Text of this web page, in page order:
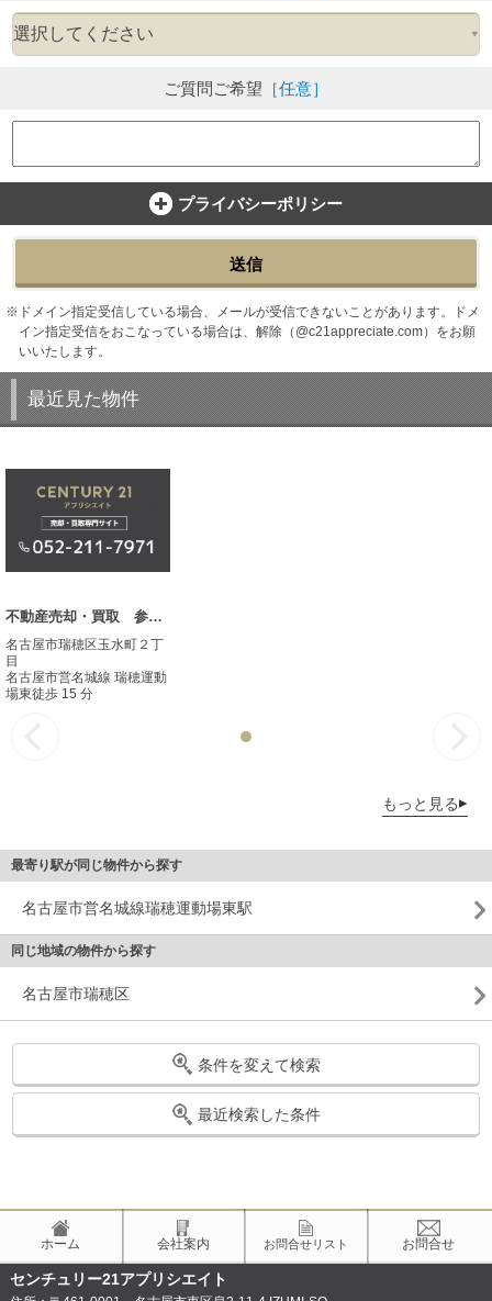
ご質問ご希望 ［任意］
プライバシーポリシー
送信
ドメイン指定受信している場合、メールが受信できないことがあります。ドメ
イン指定受信をおこなっている場合は、解除（@c21appreciate.com）をお願
いいたします。
最近見た物件
不動産売却・買取 参考事例
名古屋市瑞穂区玉水町２丁
目
名古屋市営名城線 瑞穂運動
場東徒歩 15 分
もっと見る
最寄り駅が同じ物件から探す
名古屋市営名城線瑞穂運動場東駅
同じ地域の物件から探す
名古屋市瑞穂区
条件を変えて検索
最近検索した条件
ホーム 会社案内 お問合せリスト お問合せ
センチュリー21アプリシエイト